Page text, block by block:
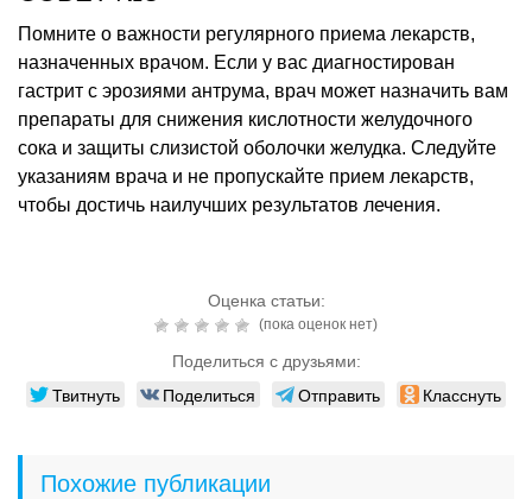
Помните о важности регулярного приема лекарств,
назначенных врачом. Если у вас диагностирован
гастрит с эрозиями антрума, врач может назначить вам
препараты для снижения кислотности желудочного
сока и защиты слизистой оболочки желудка. Следуйте
указаниям врача и не пропускайте прием лекарств,
чтобы достичь наилучших результатов лечения.
Оценка статьи:
(пока оценок нет)
Поделиться с друзьями:
Твитнуть Поделиться Отправить Класснуть
Похожие публикации